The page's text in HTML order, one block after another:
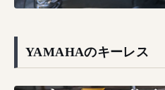
YAMAHAのキーレス